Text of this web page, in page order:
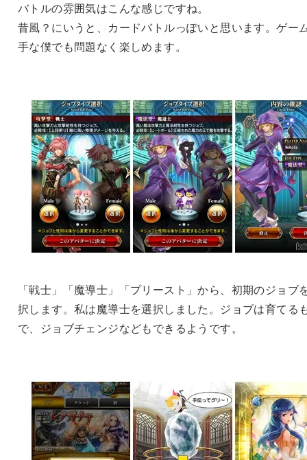
バトルの雰囲気はこんな感じですね。
昔風？にいうと、カードバトルっぽいと思います。ゲー
手な僕でも問題なく楽しめます。
「戦士」「魔導士」「プリースト」から、初期のジョブ
択します。私は魔導士を選択しました。ジョブは育てる
で、ジョブチェンジなどもできるようです。